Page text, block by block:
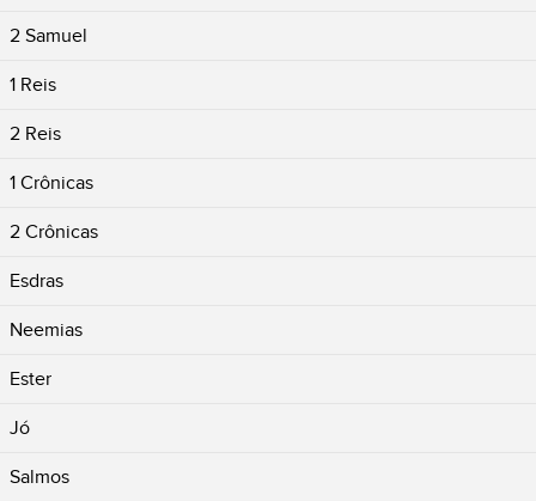
2 Samuel
1 Reis
2 Reis
1 Crônicas
2 Crônicas
Esdras
Neemias
Ester
Jó
Salmos